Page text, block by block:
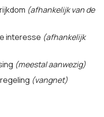
(afhankelijk van de
interesse (afhankelijk
(meestal aanwezig)
(vangnet)